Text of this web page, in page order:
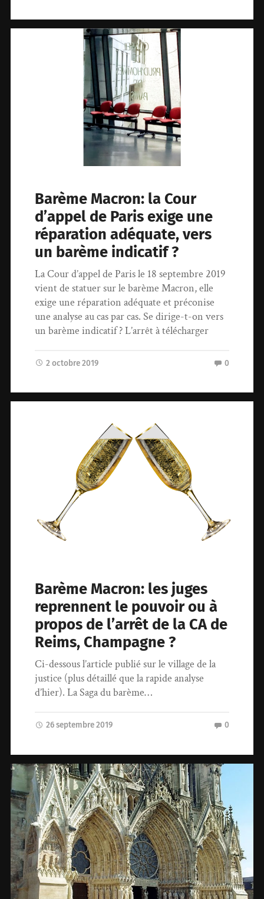
Barème Macron: la Cour
d’appel de Paris exige une
réparation adéquate, vers
un barème indicatif ?
La Cour d’appel de Paris le 18 septembre 2019
vient de statuer sur le barème Macron, elle
exige une réparation adéquate et préconise
une analyse au cas par cas. Se dirige-t-on vers
un barème indicatif ? L’arrêt à télécharger
2 octobre 2019 0
Barème Macron: les juges
reprennent le pouvoir ou à
propos de l’arrêt de la CA de
Reims, Champagne ?
Ci-dessous l’article publié sur le village de la
justice (plus détaillé que la rapide analyse
d’hier). La Saga du barème…
26 septembre 2019 0